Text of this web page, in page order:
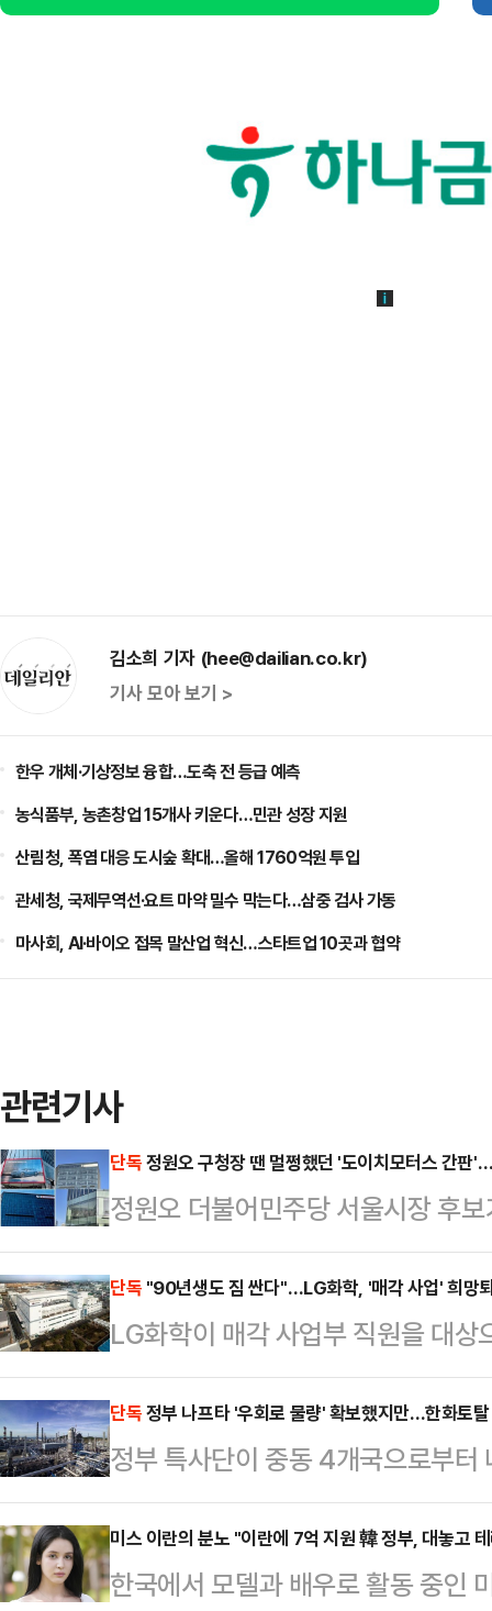
김소희 기자 (hee@dailian.co.kr)
기사 모아 보기 >
한우 개체·기상정보 융합…도축 전 등급 예측
농식품부, 농촌창업 15개사 키운다…민관 성장 지원
산림청, 폭염 대응 도시숲 확대…올해 1760억원 투입
관세청, 국제무역선·요트 마약 밀수 막는다…삼중 검사 가동
마사회, AI·바이오 접목 말산업 혁신…스타트업 10곳과 협약
관련기사
단독정원오 구청장 땐 멀쩡했던 '도이치모터스 간판
정원오 더불어민주당 서울시장 후
도 시정조치 되지 않았던 도이치모
원의 문제제기 직후 철거된 것으로
청이 현장조사를 실시해 도이치모
했고, 한 달도 채 되지 않아 간판이
르면 성동구청은 지난달 24일 서울
옥에 부착된 위반 광고물에 대한
일 도이치모터스에 '불법…
단독 "90년생도 짐 싼다"…LG화학, '매각 사업' 희망
LG화학이 매각 사업부 직원을 대
필름 사업 매각 이후 한 차례 인력
을 상대로 희망퇴직 창구를 열면서
다.15일 업계에 따르면 LG화학은
소재 사업부 내 직원을 대상으로 희
대상자에는 1990년대생인 30대도
차등 지급되며, 90년대생 실무진
단독정부 나프타 '우회로 물량' 확보했지만…한화토
정부 특사단이 중동 4개국으로부
표한 가운데 한화토탈에너지스(이
공급 중단을 공식 선언한 것으로 확
에 도달하기 전, 기업이 먼저 물리
미스 이란의 분노 "이란에 7억 지원 韓 정부, 대놓고
한국에서 모델과 배우로 활동 중인